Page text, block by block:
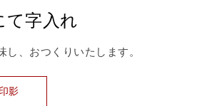
て字入れ
、おつくりいたします。
影